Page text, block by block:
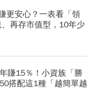
更安心？一表看「領
再存市值型，10年少
賺15％！小資族「勝
搭配這1種「越簡單越